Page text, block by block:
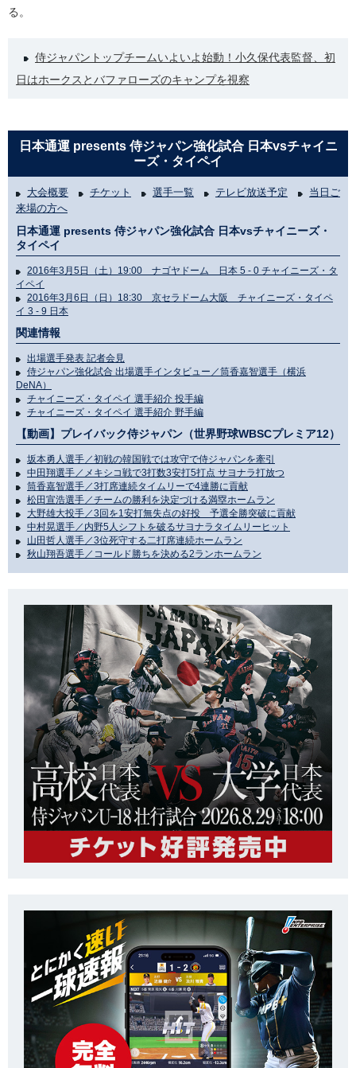
る。
侍ジャパントップチームいよいよ始動！小久保代表監督、初
日はホークスとバファローズのキャンプを視察
日本通運 presents 侍ジャパン強化試合 日本vsチャイニ
ーズ・タイペイ
大会概要 チケット 選手一覧 テレビ放送予定
当日ご
来場の方へ
日本通運 presents 侍ジャパン強化試合 日本vsチャイニーズ・
タイペイ
2016年3月5日（土）19:00 ナゴヤドーム 日本 5 - 0 チャイニーズ・タ
イペイ
2016年3月6日（日）18:30 京セラドーム大阪 チャイニーズ・タイペ
イ 3 - 9 日本
関連情報
出場選手発表 記者会見
侍ジャパン強化試合 出場選手インタビュー／筒香嘉智選手（横浜
DeNA）
チャイニーズ・タイペイ 選手紹介 投手編
チャイニーズ・タイペイ 選手紹介 野手編
【動画】プレイバック侍ジャパン（世界野球WBSCプレミア12）
坂本勇人選手／初戦の韓国戦では攻守で侍ジャパンを牽引
中田翔選手／メキシコ戦で3打数3安打5打点 サヨナラ打放つ
筒香嘉智選手／3打席連続タイムリーで4連勝に貢献
松田宣浩選手／チームの勝利を決定づける満塁ホームラン
大野雄大投手／3回を1安打無失点の好投 予選全勝突破に貢献
中村晃選手／内野5人シフトを破るサヨナラタイムリーヒット
山田哲人選手／3位死守する二打席連続ホームラン
秋山翔吾選手／コールド勝ちを決める2ランホームラン